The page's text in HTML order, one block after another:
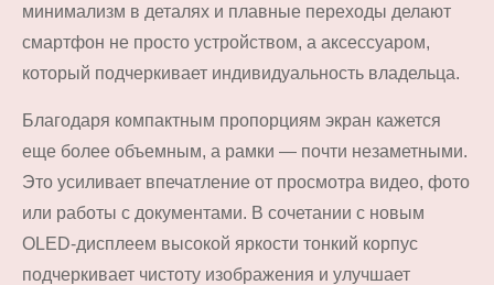
минимализм в деталях и плавные переходы делают
смартфон не просто устройством, а аксессуаром,
который подчеркивает индивидуальность владельца.
Благодаря компактным пропорциям экран кажется
еще более объемным, а рамки — почти незаметными.
Это усиливает впечатление от просмотра видео, фото
или работы с документами. В сочетании с новым
OLED-дисплеем высокой яркости тонкий корпус
подчеркивает чистоту изображения и улучшает